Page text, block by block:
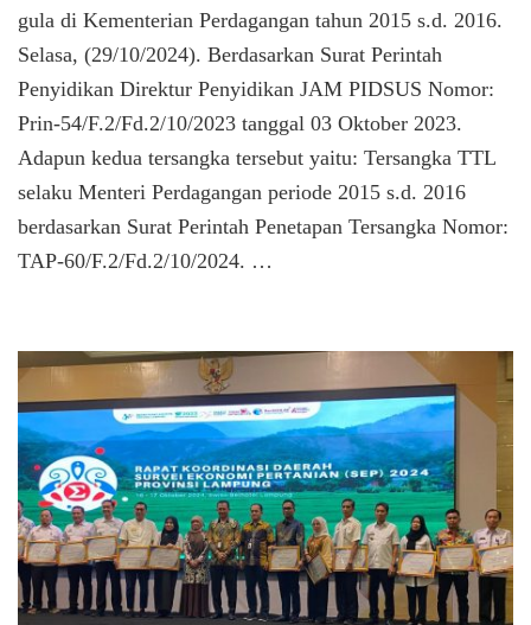
dan
Eks
gula di Kementerian Perdagangan tahun 2015 s.d. 2016.
Selasa, (29/10/2024). Berdasarkan Surat Perintah
Penyidikan Direktur Penyidikan JAM PIDSUS Nomor:
Prin-54/F.2/Fd.2/10/2023 tanggal 03 Oktober 2023.
Adapun kedua tersangka tersebut yaitu: Tersangka TTL
selaku Menteri Perdagangan periode 2015 s.d. 2016
berdasarkan Surat Perintah Penetapan Tersangka Nomor:
TAP-60/F.2/Fd.2/10/2024. …